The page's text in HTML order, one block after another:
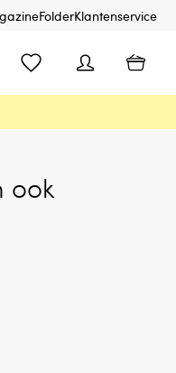
FolderKlantenservice
ook